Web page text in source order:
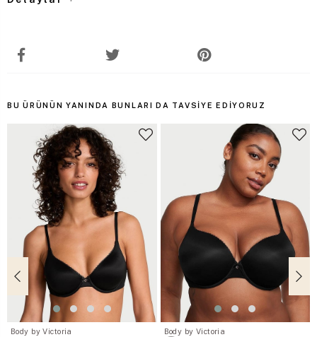
BU ÜRÜNÜN YANINDA BUNLARI DA TAVSIYE EDIYORUZ
Body by Victoria
Body by Victoria